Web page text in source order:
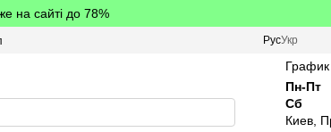
на сайті до 78%
РусУкр
Пн-Пт
Сб
Киев,